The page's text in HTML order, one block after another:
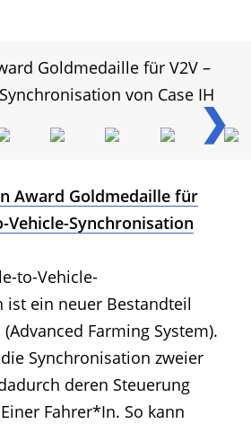
❯
Goldmedaille für V2V –
von Case IH
Award Goldmedaille für
Vehicle-Synchronisation
to-Vehicle-
ist ein neuer Bestandteil
(Advanced Farming System).
Synchronisation zweier
deren Steuerung
Fahrer*In. So kann